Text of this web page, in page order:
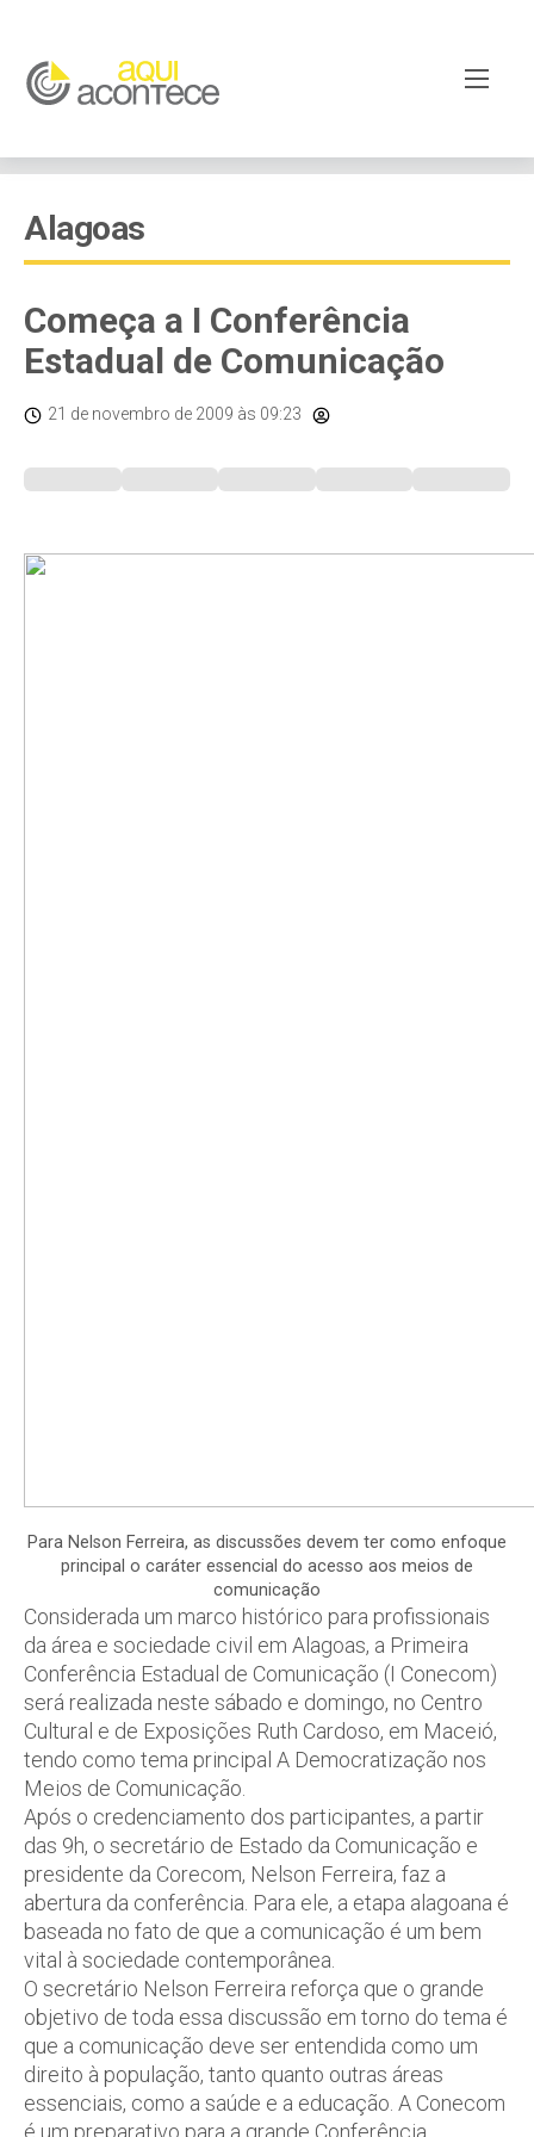
Alagoas
Começa a I Conferência
Estadual de Comunicação
21 de novembro de 2009 às 09:23
Para Nelson Ferreira, as discussões devem ter como enfoque
principal o caráter essencial do acesso aos meios de
comunicação
Considerada um marco histórico para profissionais
da área e sociedade civil em Alagoas, a Primeira
Conferência Estadual de Comunicação (I Conecom)
será realizada neste sábado e domingo, no Centro
Cultural e de Exposições Ruth Cardoso, em Maceió,
tendo como tema principal A Democratização nos
Meios de Comunicação.
Após o credenciamento dos participantes, a partir
das 9h, o secretário de Estado da Comunicação e
presidente da Corecom, Nelson Ferreira, faz a
abertura da conferência. Para ele, a etapa alagoana é
baseada no fato de que a comunicação é um bem
vital à sociedade contemporânea.
O secretário Nelson Ferreira reforça que o grande
objetivo de toda essa discussão em torno do tema é
que a comunicação deve ser entendida como um
direito à população, tanto quanto outras áreas
essenciais, como a saúde e a educação. A Conecom
é um preparativo para a grande Conferência